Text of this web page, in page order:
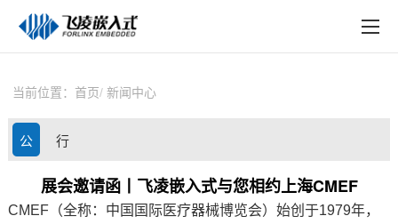
技术与支持
在线文档
在线购买
当前位置： 首页 新闻中心
公
动
行
业
资
展会邀请函丨飞凌嵌入式与您相约上海CMEF
CMEF（全称：中国国际医疗器械博览会） 始创于1979年，